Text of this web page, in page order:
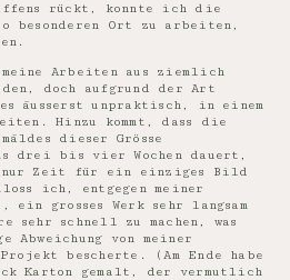
rückt, konnte ich die
besonderen Ort zu arbeiten,
meine Arbeiten aus ziemlich
doch aufgrund der Art
äusserst unpraktisch, in einem
Hinzu kommt, dass die
dieser Grösse
drei bis vier Wochen dauert,
nur Zeit für ein einziges Bild
ich, entgegen meiner
ein grosses Werk sehr langsam
sehr schnell zu machen, was
Abweichung von meiner
bescherte. (Am Ende habe
Karton gemalt, der vermutlich